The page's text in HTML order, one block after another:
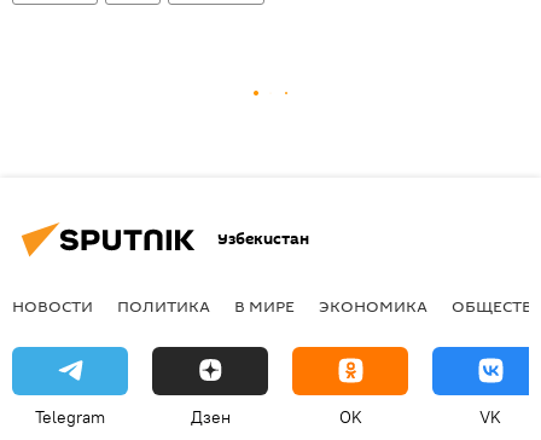
Узбекистан
НОВОСТИ ПОЛИТИКА В МИРЕ ЭКОНОМИКА
Telegram Дзен OK VK